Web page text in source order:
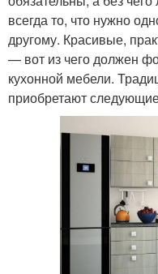
всегда то, что нужно
другому. Красивые,
— вот из чего должен
кухонной мебели.
приобретают